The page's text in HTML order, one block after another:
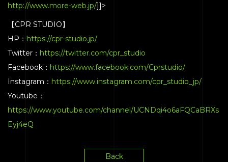
http://www.more-web.jp/]]>
【CPR STUDIO】
HP： https://cpr-studio.jp/
Twitter： https://twitter.com/cpr_studio
Facebook： https://www.facebook.com/Cprstudio/
Instagram： https://www.instagram.com/cpr_studio_jp/
Youtube：
https://www.youtube.com/channel/UCNDqi4o6aFQCaBRXs
Eyj4eQ
Back